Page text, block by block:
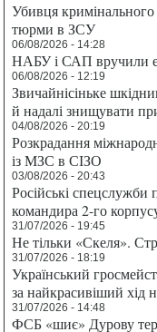
Убивця кримінального
тюрми в ЗСУ
06/08/2026 - 14:28
НАБУ і САП вручили
06/08/2026 - 12:19
Звичайнісіньке
й надалі знищувати
04/08/2026 - 20:19
Розкрадання
із МЗС в СІЗО
03/08/2026 - 20:43
Російські спецслужби
командира 2-го
31/07/2026 - 19:45
Не тільки «Скеля».
31/07/2026 - 18:19
Український
за найкрасивіший хід
31/07/2026 - 14:48
ФСБ «шиє» Дурову